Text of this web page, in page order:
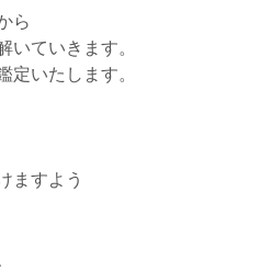
ら
ていきます。
いたします。
ますよう